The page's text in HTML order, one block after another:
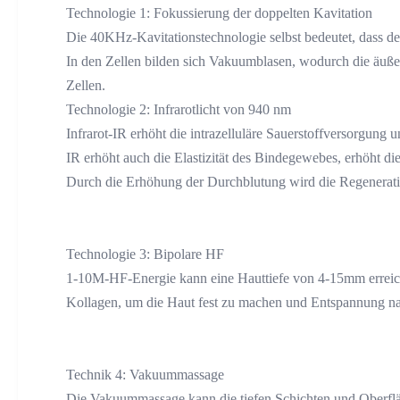
Technologie 1: Fokussierung der doppelten Kavitation
Die 40KHz-Kavitationstechnologie selbst bedeutet, dass
In den Zellen bilden sich Vakuumblasen, wodurch die
Zellen.
Technologie 2: Infrarotlicht von 940 nm
Infrarot-IR erhöht die intrazelluläre Sauerstoffversorgung
IR erhöht auch die Elastizität des Bindegewebes, erhöht
Durch die Erhöhung der Durchblutung wird die
Technologie 3: Bipolare HF
1-10M-HF-Energie kann eine Hauttiefe von 4-15mm
Kollagen, um die Haut fest zu machen und Entspannung
Technik 4: Vakuummassage